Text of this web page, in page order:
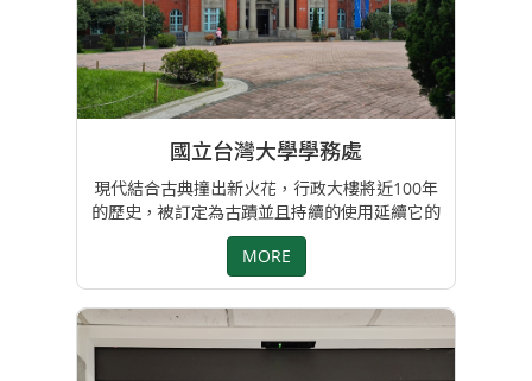
國立台灣大學學務處
現代結合古典撞出新火花，行政大樓將近100年
的歷史，被訂定為古蹟並且持續的使用延續它的
價值，外觀牆面以清水紅牆砌成，內部這次改造
成古典的紳士風格，結合新技術升降桌，讓辦公
人員在辦公時也能擁有舒適的工作環境。 --專案
設計師 李文馨/楊芷涵
MORE